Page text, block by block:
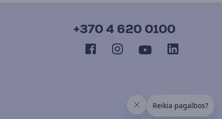
+370 4 620 0100